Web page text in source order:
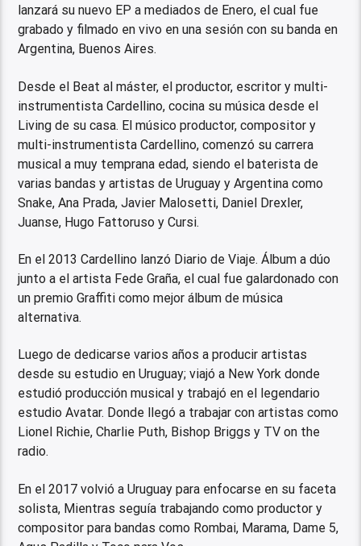
lanzará su nuevo EP a mediados de Enero, el cual fue
grabado y filmado en vivo en una sesión con su banda en
Argentina, Buenos Aires.
Desde el Beat al máster, el productor, escritor y multi-
instrumentista Cardellino, cocina su música desde el
Living de su casa. El músico productor, compositor y
multi-instrumentista Cardellino, comenzó su carrera
musical a muy temprana edad, siendo el baterista de
varias bandas y artistas de Uruguay y Argentina como
Snake, Ana Prada, Javier Malosetti, Daniel Drexler,
Juanse, Hugo Fattoruso y Cursi.
En el 2013 Cardellino lanzó Diario de Viaje. Álbum a dúo
junto a el artista Fede Graña, el cual fue galardonado con
un premio Graffiti como mejor álbum de música
alternativa.
Luego de dedicarse varios años a producir artistas
desde su estudio en Uruguay; viajó a New York donde
estudió producción musical y trabajó en el legendario
estudio Avatar. Donde llegó a trabajar con artistas como
Lionel Richie, Charlie Puth, Bishop Briggs y TV on the
radio.
En el 2017 volvió a Uruguay para enfocarse en su faceta
solista, Mientras seguía trabajando como productor y
compositor para bandas como Rombai, Marama, Dame 5,